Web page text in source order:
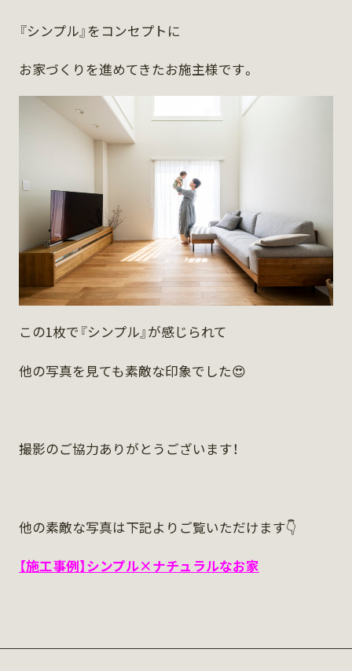
『シンプル』をコンセプトに
お家づくりを進めてきたお施主様です。
この1枚で『シンプル』が感じられて
他の写真を見ても素敵な印象でした😍
撮影のご協力ありがとうございます！
他の素敵な写真は下記よりご覧いただけます👇
【施工事例】シンプル×ナチュラルなお家